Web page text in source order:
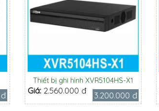
Thiết bị ghi hình XVR5104HS-X1
Giá: 2.560.000 đ 3.200.000 đ